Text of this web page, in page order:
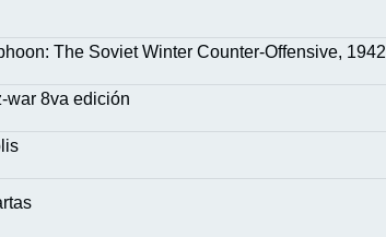
The Soviet Winter Counter-Offensive, 1942
war 8va edición